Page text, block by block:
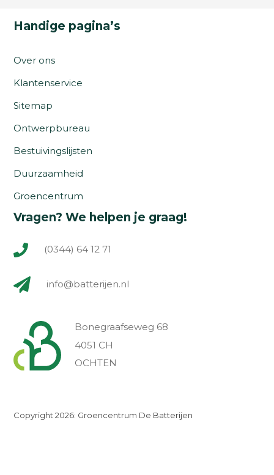
Handige pagina’s
Over ons
Klantenservice
Sitemap
Ontwerpbureau
Bestuivingslijsten
Duurzaamheid
Groencentrum
Vragen? We helpen je graag!
(0344) 64 12 71
info@batterijen.nl
Bonegraafseweg 68
4051 CH
OCHTEN
Copyright 2026: Groencentrum De Batterijen